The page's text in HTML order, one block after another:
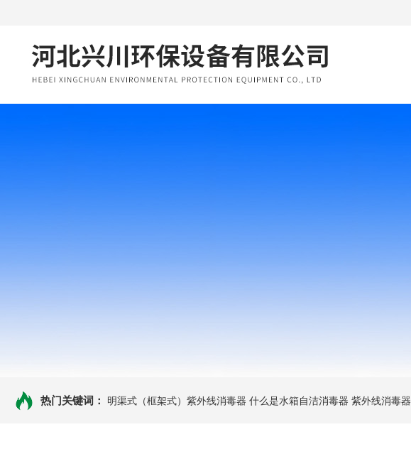
热门关键词： 明渠式（框架式）紫外线消毒器 什么是水箱自洁消毒器 紫外线消毒器